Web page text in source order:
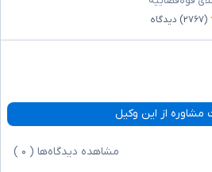
(۲۷۶۷) دیدگاه
مشاوره از این وکیل
مشاهده دیدگاه‌ها ( ۰